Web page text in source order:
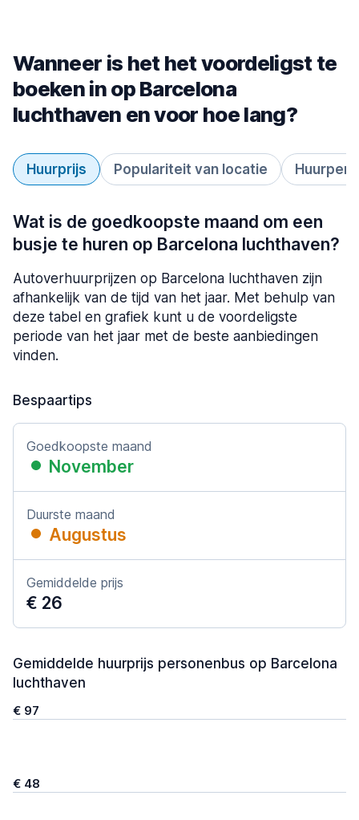
Wanneer is het het voordeligst te
boeken in op Barcelona
luchthaven en voor hoe lang?
Huurprijs Populariteit van locatie
Wat is de goedkoopste maand om een
busje te huren op Barcelona luchthaven?
Autoverhuurprijzen op Barcelona luchthaven zijn
afhankelijk van de tijd van het jaar. Met behulp van
deze tabel en grafiek kunt u de voordeligste
periode van het jaar met de beste aanbiedingen
vinden.
Bespaartips
Goedkoopste maand
November
Duurste maand
Augustus
Gemiddelde prijs
€ 26
Gemiddelde huurprijs personenbus op Barcelona
luchthaven
€ 97
€ 48